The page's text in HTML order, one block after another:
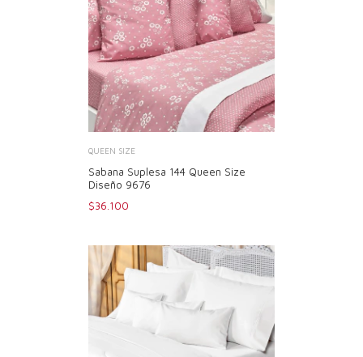
QUEEN SIZE
Sabana Suplesa 144 Queen Size
Diseño 9676
$36.100